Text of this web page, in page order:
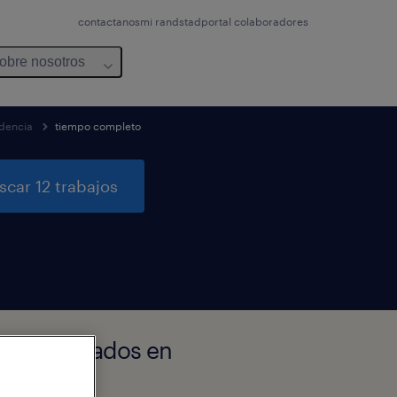
contactanosmi randstadportal colaboradores
nosotros
tiempo completo
12 trabajos
encontrados en